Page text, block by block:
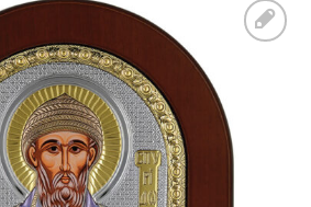
επιθυμιών